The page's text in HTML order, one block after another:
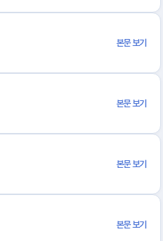
본문 보기
본문 보기
본문 보기
본문 보기